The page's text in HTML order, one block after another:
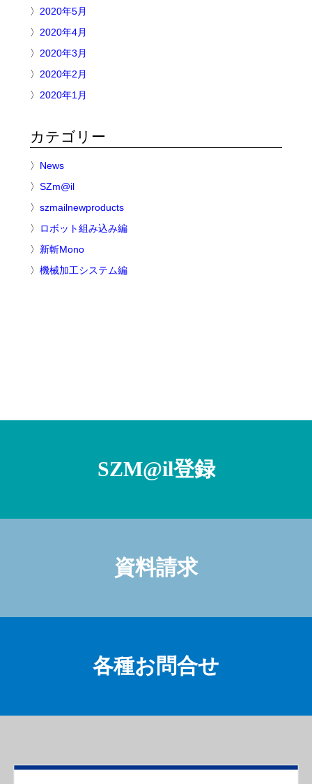
2020年5月
2020年4月
2020年3月
2020年2月
2020年1月
カテゴリー
News
SZm@il
szmailnewproducts
ロボット組み込み編
新斬Mono
機械加工システム編
SZM@il登録
資料請求
各種お問合せ